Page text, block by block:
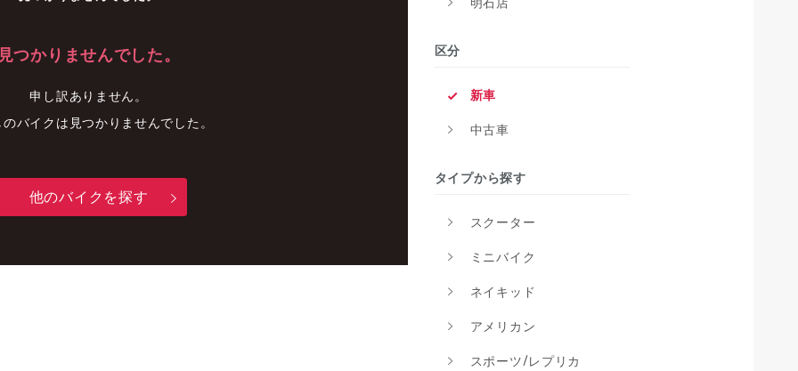
見つかりませんでした。
申し訳ありません。
バイクは見つかりませんでした。
他のバイクを探す
区分
新車
中古車
タイプから探す
スクーター
ミニバイク
ネイキッド
アメリカン
スポーツ/レプリカ